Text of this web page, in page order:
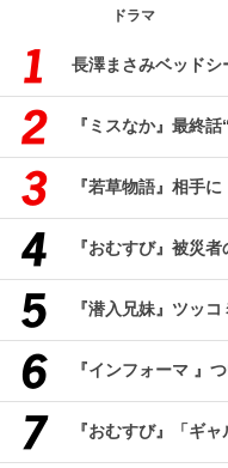
ドラマ
長澤まさみベッドシ
『ミスなか』最終
『若草物語』相手
『おむすび』被災
『潜入兄妹』ツッ
『インフォーマ 』
『おむすび』「ギ